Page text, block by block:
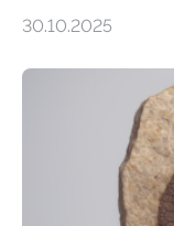
erfüllen können,
der Ruhr-
und Dr. Ismaila
unbekannten
peroxisomalen
Saccharomyces
30.10.2025